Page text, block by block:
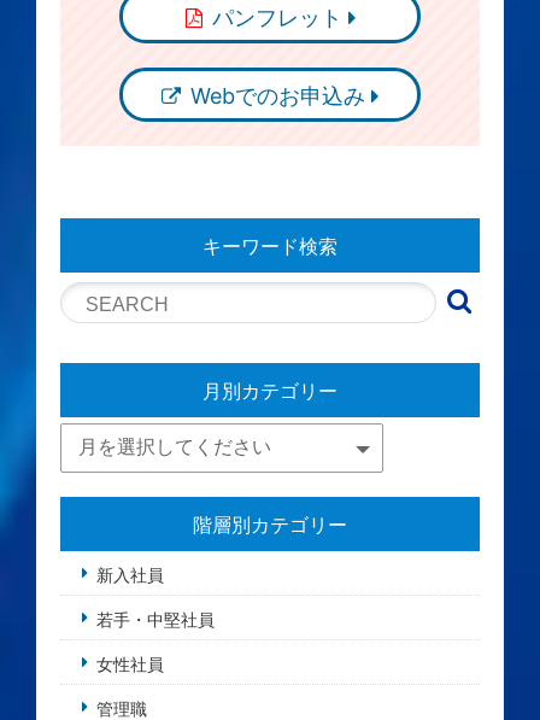
パンフレット
Webでのお申込み
キーワード検索
月別カテゴリー
階層別カテゴリー
新入社員
若手・中堅社員
女性社員
管理職